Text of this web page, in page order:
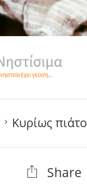
Κυρίως πιάτο
Share